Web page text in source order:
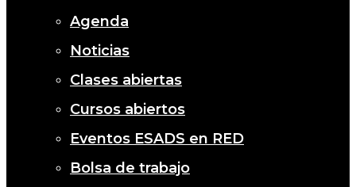
Agenda
Noticias
Clases abiertas
Cursos abiertos
Eventos ESADS en RED
Bolsa de trabajo